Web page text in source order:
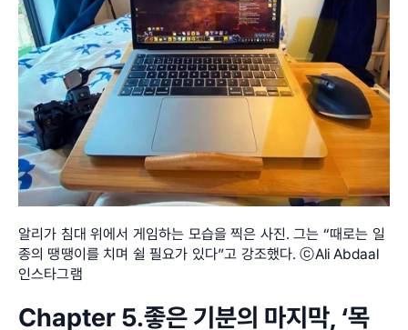
알리가 침대 위에서 게임하는 모습을 찍은 사진. 그는 “때로는 일
종의 땡땡이를 치며 쉴 필요가 있다”고 강조했다. ⓒAli Abdaal
인스타그램
Chapter 5.좋은 기분의 마지막, ‘목